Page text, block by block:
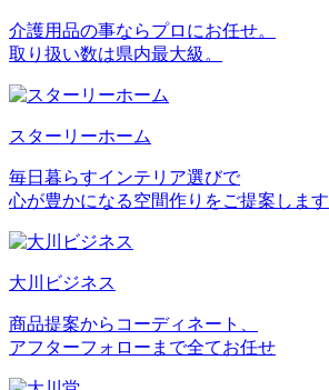
介護用品の事ならプロにお任せ。
取り扱い数は県内最大級。
スターリーホーム
毎日暮らすインテリア選びで
心が豊かになる空間作りをご提案します
大川ビジネス
商品提案からコーディネート、
アフターフォローまで全てお任せ